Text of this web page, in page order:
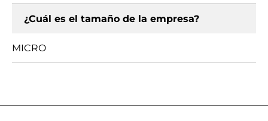
¿Cuál es el tamaño de la empresa?
MICRO